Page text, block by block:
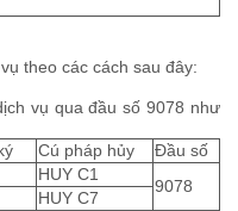
theo các cách sau đây:
vụ qua đầu số 9078 như
Cú pháp hủy
Đầu số
HUY C1
9078
HUY C7